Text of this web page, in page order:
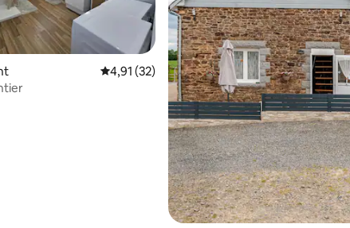
de 94 commentaires : 4,91 sur 5
Évaluation moyenne sur la base de 32
4,91 (32)